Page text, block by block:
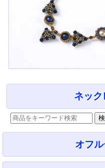
ネック
オフ